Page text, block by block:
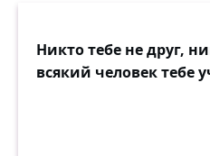
Никто тебе не друг,
всякий человек тебе